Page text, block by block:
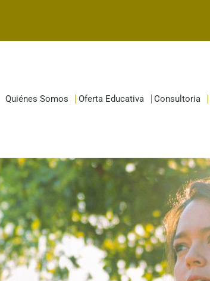
Quiénes Somos Oferta Educativa Consultoria